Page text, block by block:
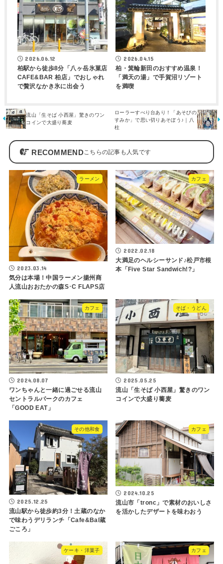
2026.06.12
柏駅から徒歩8分「八ヶ岳氷菓店
CAFE&BAR 柏店」でおしゃれ
で贅沢なかき氷に出会う
2026.04.15
柏・箕輪新田のおすすめ温泉！
「満天の湯」で手賀沼リゾート
を満喫
流山「生そば 小西屋」驚きのワン
コインで大盛り蕎麦
ローラーすべり台あり！「あそびの
すみか」で思い切りあそぼう♪｜八
柱
RECOMMEND
ラーメン
2023.03.14
気分は本場！中国ラーメン揚州商
人流山おおたかの森S･C FLAPS店
カフェ
2022.02.18
大満足のヘルシーサンド♪松戸市根
本「Five Star Sandwich!?」
カフェ
2024.08.07
ワンちゃんと一緒に過ごせる流山
セントラルパークのカフェ
「GOOD EAT」
そば・うどん
2025.05.25
流山「生そば 小西屋」驚きのワン
コインで大盛り蕎麦
その他和食
2025.12.25
流山駅から徒歩約3分！土蔵のなか
で味わうデリランチ「Cafe&Bal蔵
ごころ」
カフェ
2024.10.25
流山市「tronc」で素材のおいしさ
を活かしたデザートを味わおう
ケーキ・洋菓子 カフェ